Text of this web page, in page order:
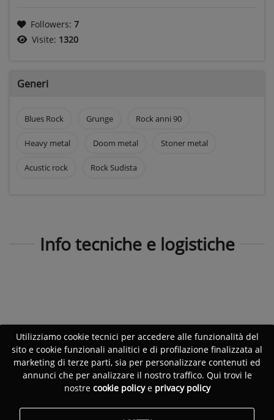
Followers: 7
Visite: 1320
Generi
Blues Rock Grunge Rock anni 90
Heavy metal Doom metal Stoner metal
Acustic rock Rock Sudista
Info tecniche e logistiche
Utilizziamo cookie tecnici per accedere alle funzionalità del
sito e cookie funzionali analitici e di profilazione finalizzata al
marketing di terze parti, sia per personalizzare contenuti ed
annunci che per analizzare il nostro traffico. Qui trovi le
nostre cookie policye privacy policy